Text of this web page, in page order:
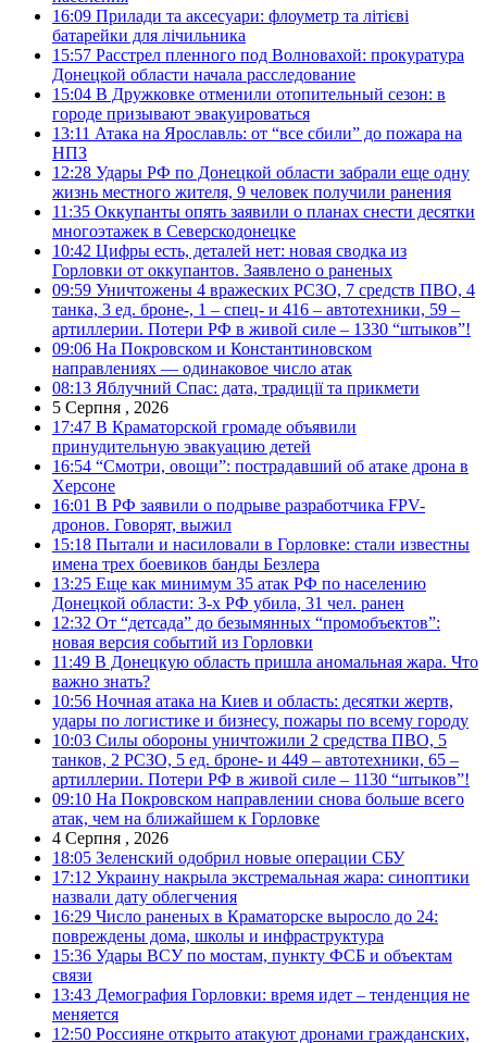
16:09 Прилади та аксесуари: флоуметр та літієві
батарейки для лічильника
15:57 Расстрел пленного под Волновахой: прокуратура
Донецкой области начала расследование
15:04 В Дружковке отменили отопительный сезон: в
городе призывают эвакуироваться
13:11 Атака на Ярославль: от “все сбили” до пожара на
НПЗ
12:28 Удары РФ по Донецкой области забрали еще одну
жизнь местного жителя, 9 человек получили ранения
11:35 Оккупанты опять заявили о планах снести десятки
многоэтажек в Северскодонецке
10:42 Цифры есть, деталей нет: новая сводка из
Горловки от оккупантов. Заявлено о раненых
09:59 Уничтожены 4 вражеских РСЗО, 7 средств ПВО, 4
танка, 3 ед. броне-, 1 – спец- и 416 – автотехники, 59 –
артиллерии. Потери РФ в живой силе – 1330 “штыков”!
09:06 На Покровском и Константиновском
направлениях — одинаковое число атак
08:13 Яблучний Спас: дата, традиції та прикмети
5 Серпня , 2026
17:47 В Краматорской громаде объявили
принудительную эвакуацию детей
16:54 “Смотри, овощи”: пострадавший об атаке дрона в
Херсоне
16:01 В РФ заявили о подрыве разработчика FPV-
дронов. Говорят, выжил
15:18 Пытали и насиловали в Горловке: стали известны
имена трех боевиков банды Безлера
13:25 Еще как минимум 35 атак РФ по населению
Донецкой области: 3-х РФ убила, 31 чел. ранен
12:32 От “детсада” до безымянных “промобъектов”:
новая версия событий из Горловки
11:49 В Донецкую область пришла аномальная жара. Что
важно знать?
10:56 Ночная атака на Киев и область: десятки жертв,
удары по логистике и бизнесу, пожары по всему городу
10:03 Силы обороны уничтожили 2 средства ПВО, 5
танков, 2 РСЗО, 5 ед. броне- и 449 – автотехники, 65 –
артиллерии. Потери РФ в живой силе – 1130 “штыков”!
09:10 На Покровском направлении снова больше всего
атак, чем на ближайшем к Горловке
4 Серпня , 2026
18:05 Зеленский одобрил новые операции СБУ
17:12 Украину накрыла экстремальная жара: синоптики
назвали дату облегчения
16:29 Число раненых в Краматорске выросло до 24:
повреждены дома, школы и инфраструктура
15:36 Удары ВСУ по мостам, пункту ФСБ и объектам
связи
13:43 Демография Горловки: время идет – тенденция не
меняется
12:50 Россияне открыто атакуют дронами гражданских,